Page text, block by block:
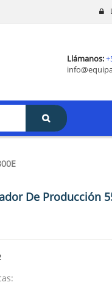
Llámanos:
De Producción